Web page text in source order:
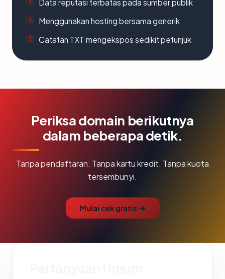
Data reputasi terbatas pada sumber publik
Menggunakan hosting bersama generik
Catatan TXT mengekspos sedikit petunjuk
Periksa domain berikutnya
dalam beberapa detik.
Tanpa pendaftaran. Tanpa kartu kredit. Tanpa kuota
tersembunyi.
Mulai cek gratis →